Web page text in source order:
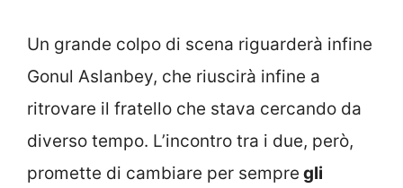
Un grande colpo di scena riguarderà infine
Gonul Aslanbey, che riuscirà infine a
ritrovare il fratello che stava cercando da
diverso tempo. L’incontro tra i due, però,
promette di cambiare per sempre gli